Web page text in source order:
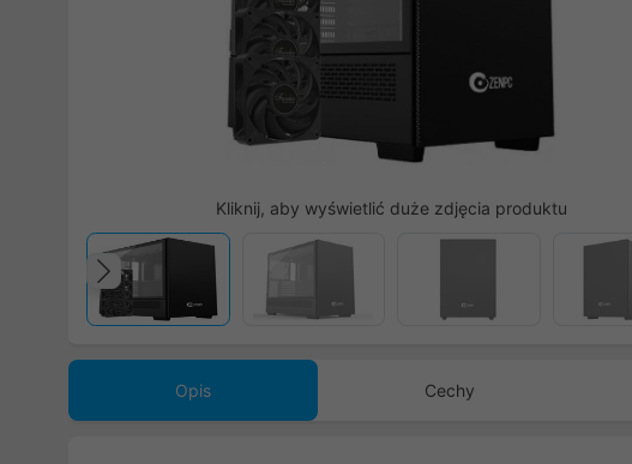
Kliknij, aby wyświetlić duże zdjęcia produktu
Poprzedni
Opis Cechy